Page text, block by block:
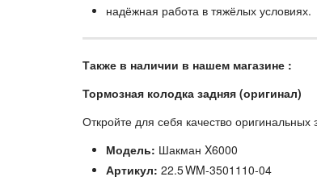
надёжная работа в тяжёлых условиях.
Также в наличии в нашем магазине :
Тормозная колодка задняя (оригинал)
Откройте для себя качество оригинальных
Модель: Шакман X6000
Артикул: 22.5 WM-3501110‑04